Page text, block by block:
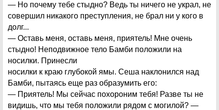
— Но почему тебе стыдно? Ведь ты ничего не украл, не
совершил никакого преступления, не брал ни у кого в
долг...
— Оставь меня, оставь меня, приятель! Мне очень
стыдно! Неподвижное тело Бамби положили на
носилки. Принесли
носилки к краю глубокой ямы. Сеша наклонился над
Бамби, пытаясь еще раз образумить его:
— Приятель! Мы сейчас похороним тебя! Разве ты не
видишь, что мы тебя положили рядом с могилой? —